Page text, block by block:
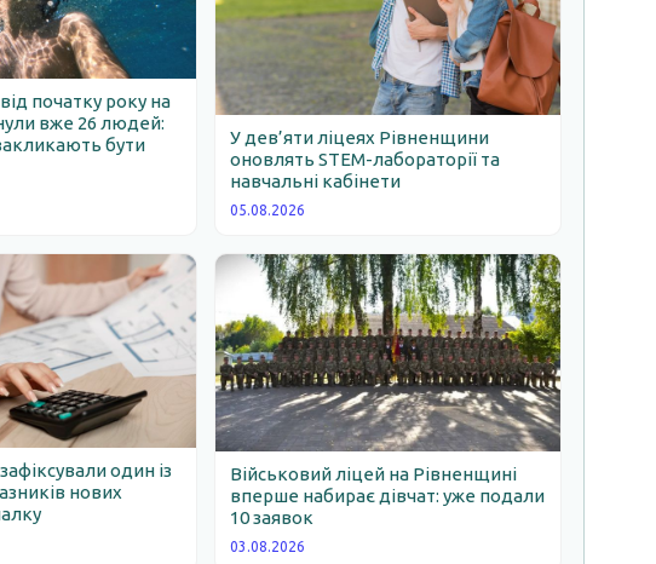
початку року на
вже 26 людей:
бути
У дев’яти ліцеях Рівненщини
оновлять STEM-лабораторії та
навчальні кабінети
05.08.2026
один із
нових
Військовий ліцей на Рівненщині
вперше набирає дівчат: уже подали
10 заявок
03.08.2026